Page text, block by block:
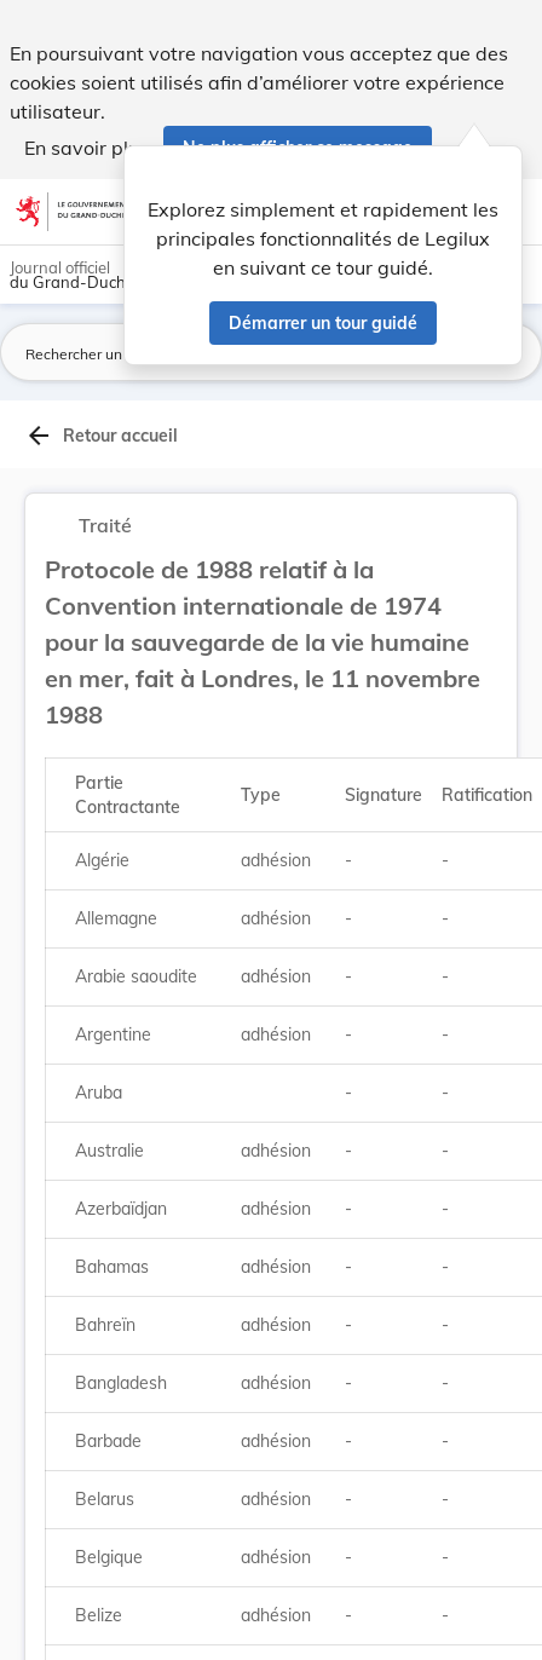
En poursuivant votre navigation vous acceptez que des
cookies soient utilisés afin d’améliorer votre expérience
utilisateur.
En savoir plus
Ne plus afficher ce message
Aller au contenu account_circle help Aide
Explorez simplement et rapidement les
principales fonctionnalités de Legilux
en suivant ce tour guidé.
Démarrer un tour guidé
light_mode dark_mode
Journal officiel
du Grand-Duché de Luxembourg
arrow_back Retour accueil
Traité
Protocole de 1988 relatif à la
Convention internationale de 1974
pour la sauvegarde de la vie humaine
en mer, fait à Londres, le 11 novembre
1988
Partie
Contractante
Type Signature Ratification
Algérie adhésion - -
Allemagne adhésion - -
Arabie saoudite adhésion - -
Argentine adhésion - -
Aruba - -
Australie adhésion - -
Azerbaïdjan adhésion - -
Bahamas adhésion - -
Bahreïn adhésion - -
Bangladesh adhésion - -
Barbade adhésion - -
Belarus adhésion - -
Belgique adhésion - -
Belize adhésion - -